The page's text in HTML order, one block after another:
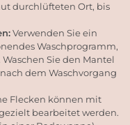
durchlüfteten Ort, bis
Verwenden Sie ein
Waschprogramm,
Sie den Mantel
dem Waschvorgang
Flecken können mit
bearbeitet werden.